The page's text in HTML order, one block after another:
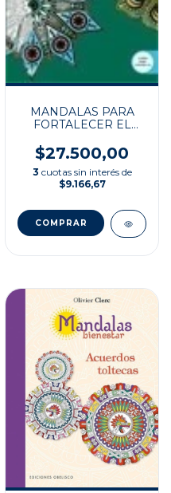
MANDALAS PARA
FORTALECER EL
$27.500,00
3 cuotas sin interés de
$9.166,67